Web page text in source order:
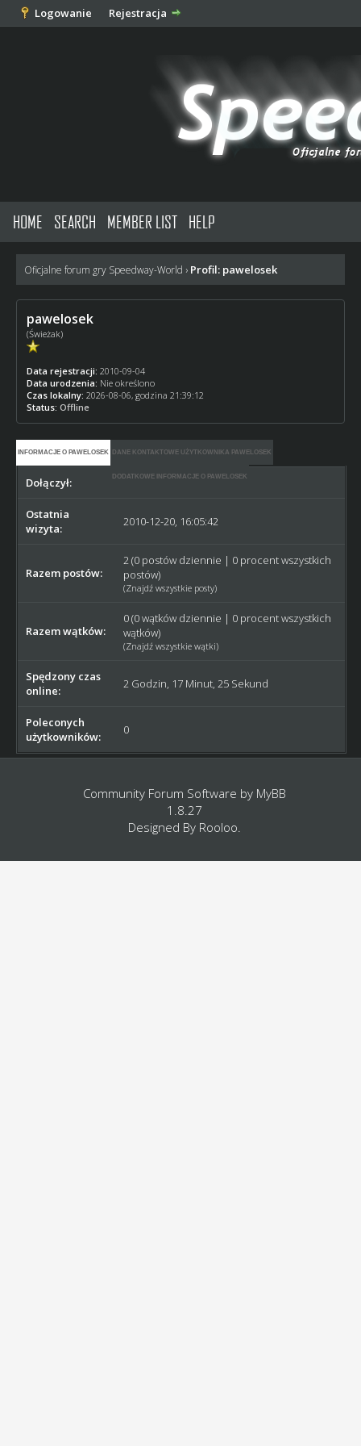
Logowanie Rejestracja
HOME SEARCH MEMBER LIST HELP
Oficjalne forum gry Speedway-World › Profil: pawelosek
pawelosek
(Świeżak)
Data rejestracji: 2010-09-04
Data urodzenia: Nie określono
Czas lokalny: 2026-08-06, godzina 21:39:12
Status: Offline
INFORMACJE O PAWELOSEK DANE KONTAKTOWE UŻYTKOWNIKA PAWELOSEK
DODATKOWE INFORMACJE O PAWELOSEK
Dołączył: 2010-09-04
Ostatnia
wizyta:
2010-12-20, 16:05:42
Razem postów:
2 (0 postów dziennie | 0 procent wszystkich
postów)
(Znajdź wszystkie posty)
Razem wątków:
0 (0 wątków dziennie | 0 procent wszystkich
wątków)
(Znajdź wszystkie wątki)
Spędzony czas
online:
2 Godzin, 17 Minut, 25 Sekund
Poleconych
użytkowników:
0
Community Forum Software by MyBB
1.8.27
Designed By Rooloo.